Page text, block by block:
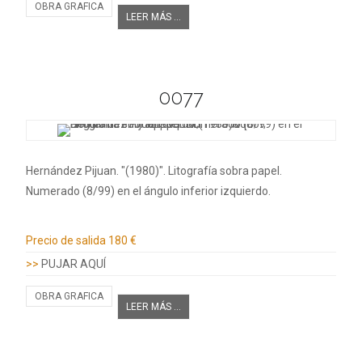
OBRA GRAFICA
LEER MÁS ...
0077
Hernández Pijuan. "(1980)". Litografía sobra papel.
Numerado (8/99) en el ángulo inferior izquierdo.
Precio de salida 180 €
>> PUJAR AQUÍ
OBRA GRAFICA
LEER MÁS ...